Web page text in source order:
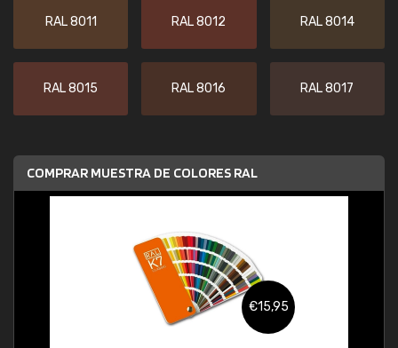
RAL 8011 RAL 8012 RAL 8014
RAL 8015 RAL 8016 RAL 8017
COMPRAR MUESTRA DE COLORES RAL
€15,95